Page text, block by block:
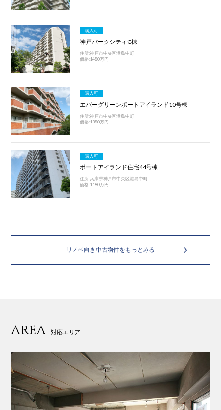
購入可
神戸パークシティC棟
住所:神戸市中央区港島中町
価格:1480万円
購入可
エバーグリーンポートアイランド10号棟
住所:神戸市中央区港島中町
価格:1380万円
購入可
ポートアイランド住宅44号棟
住所:兵庫県神戸市中央区港島中町
価格:1180万円
リノベ向き中古物件をもっとみる
AREA 対応エリア